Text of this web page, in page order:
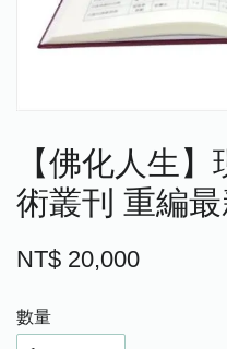
【佛化人生
術叢刊 重編
NT$ 20,000
數量